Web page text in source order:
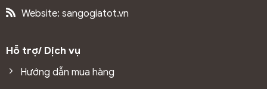
Website: sangogiatot.vn
Hỗ trợ/ Dịch vụ
Hướng dẫn mua hàng